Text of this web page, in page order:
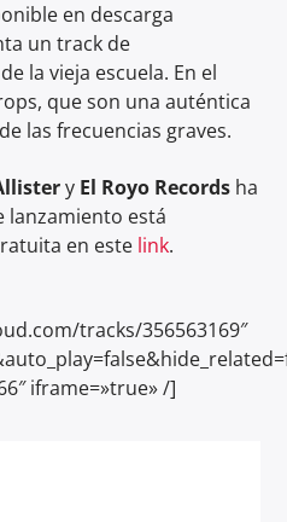
en descarga
un track de
de la vieja escuela. En el
que son una auténtica
las frecuencias graves.
y El Royo Records ha
lanzamiento está
en este link.
tracks/356563169″
iframe=»true» /]